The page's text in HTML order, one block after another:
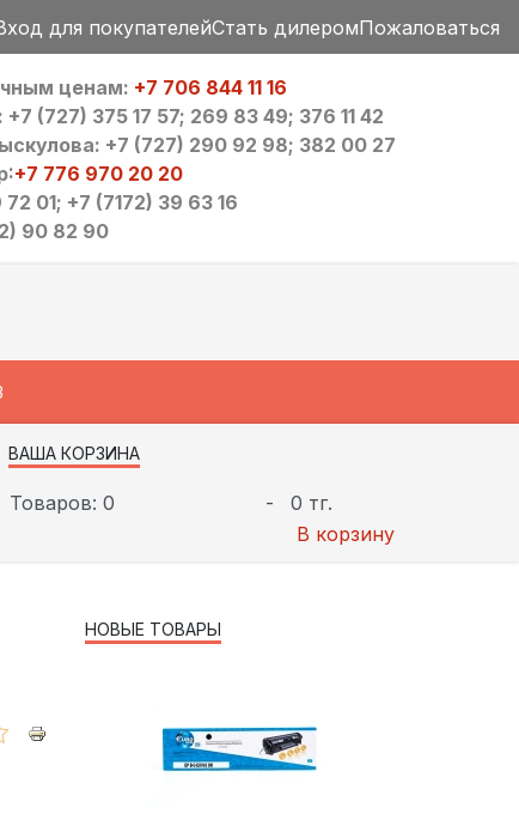
для покупателейСтать дилеромПожаловаться
ценам: +7 706 844 11 16
(727) 375 17 57; 269 83 49; 376 11 42
+7 (727) 290 92 98; 382 00 27
+7 776 970 20 20
01; +7 (7172) 39 63 16
90 82 90
ВАША КОРЗИНА
Товаров: 0 -
0 тг.
В корзину
НОВЫЕ ТОВАРЫ